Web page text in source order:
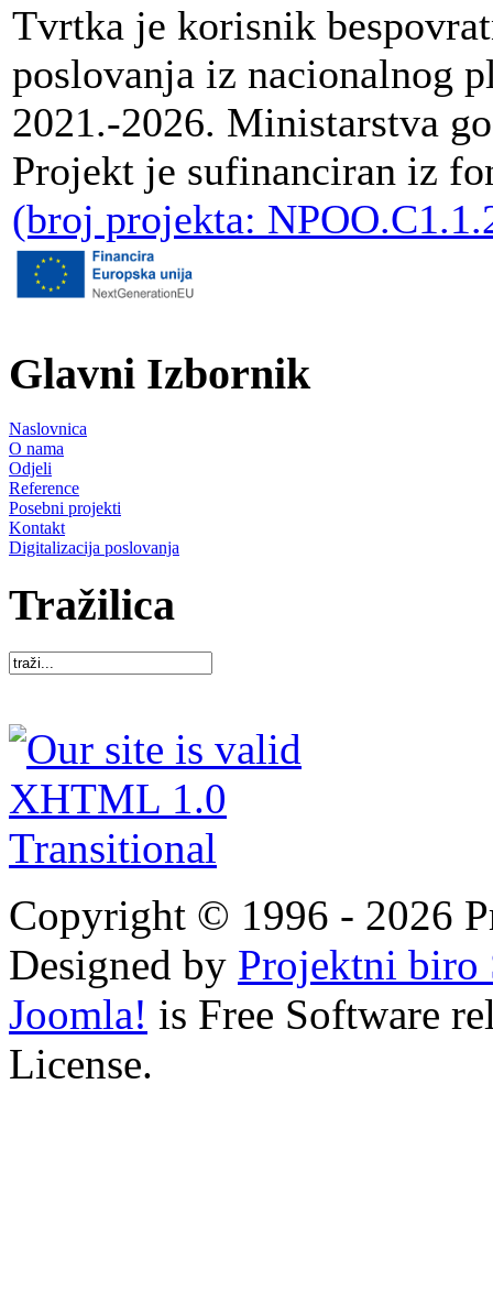
Tvrtka je korisnik
poslovanja iz nacionalnog
2021.-2026. Ministarstva
Projekt je sufinanciran iz
(broj projekta:
Glavni Izbornik
Naslovnica
O nama
Odjeli
Reference
Posebni projekti
Kontakt
Digitalizacija poslovanja
Tražilica
Copyright © 1996 - 2026
Designed by Projektni biro
Joomla! is Free Software
License.